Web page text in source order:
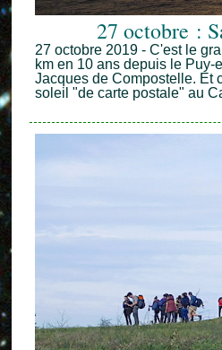
27 octobre :
27 octobre 2019 - C'est le
km en 10 ans depuis le
Jacques de Compostelle. Et
soleil "de carte postale" au